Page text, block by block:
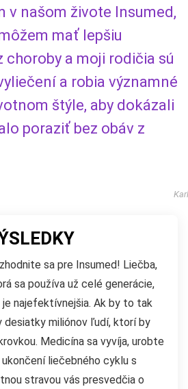
v našom živote Insumed,
mať lepšiu
choroby a moji rodičia sú
a robia významné
štýle, aby dokázali
poraziť bez obáv z
Karl
sa pre Insumed! Liečba,
sa používa už celé generácie,
je najefektívnejšia. Ak by to tak
desiatky miliónov ľudí, ktorí by
Medicína sa vyvíja, urobte
liečebného cyklu s
stravou vás presvedčia o